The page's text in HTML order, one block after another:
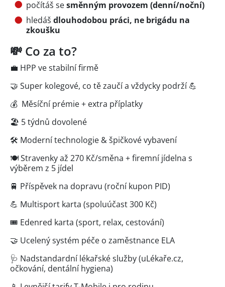
počítáš sesměnným provozem (denní/noční)
hledáš dlouhodobou práci, ne brigádu na
zkoušku
💸 Co za to?
💼 HPP ve stabilní firmě
🤝 Super kolegové, co tě zaučí a vždycky podrží 💪
💰 Měsíční prémie + extra příplatky
🏖️ 5 týdnů dovolené
🛠️ Moderní technologie & špičkové vybavení
🍽️ Stravenky až 270 Kč/směna + firemní jídelna s
výběrem z 5 jídel
🚆 Příspěvek na dopravu (roční kupon PID)
💪 Multisport karta (spoluúčast 300 Kč)
🎟️ Edenred karta (sport, relax, cestování)
🤝 Ucelený systém péče o zaměstnance ELA
🩺 Nadstandardní lékařské služby (uLékaře.cz,
očkování, dentální hygiena)